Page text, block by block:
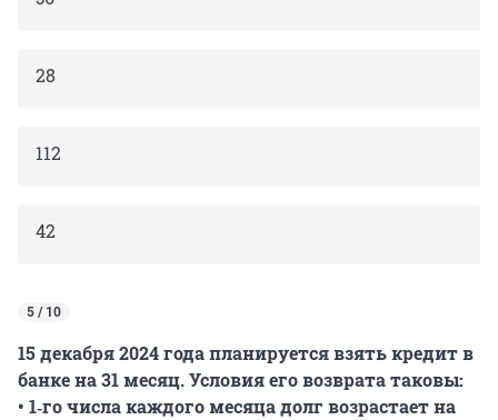
28
112
42
5 / 10
15 декабря 2024 года планируется взять кредит в
банке на 31 месяц. Условия его возврата таковы:
•‎ 1‐го числа каждого месяца долг возрастает на